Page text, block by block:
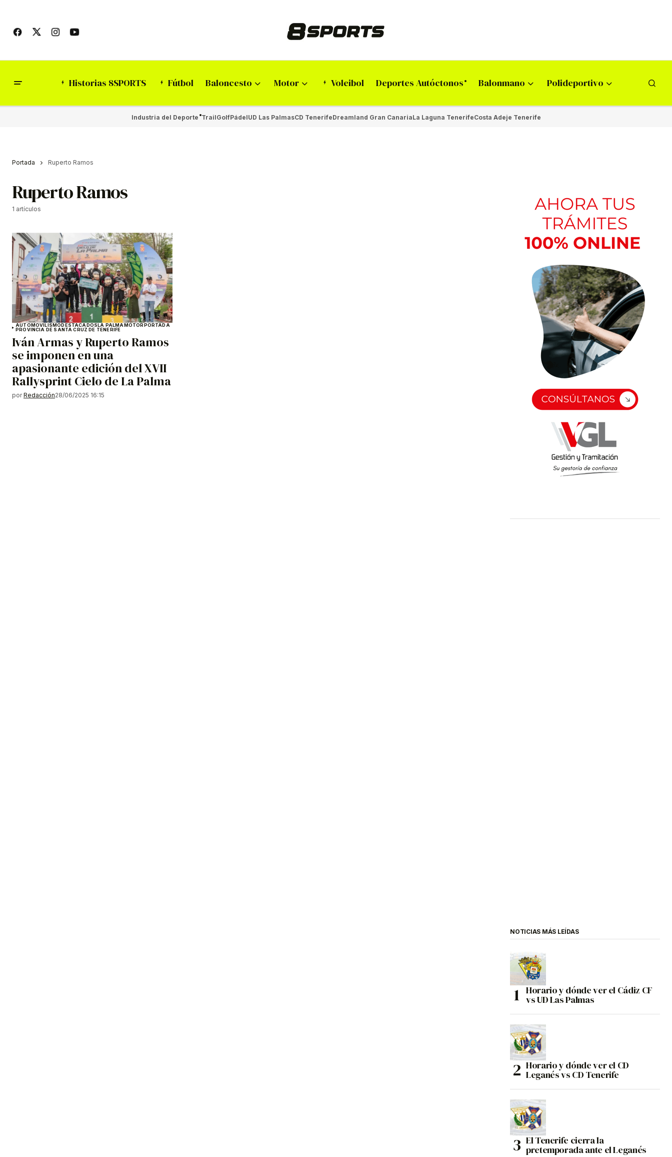
Historias 8SPORTS Fútbol Baloncesto Motor Voleibol Deportes Autóctonos Balonmano Polideportivo
Industria del Deporte TrailGolfPádelUD Las PalmasCD TenerifeDreamland Gran CanariaLa Laguna TenerifeCosta Adeje Tenerife
Portada Ruperto Ramos
Ruperto Ramos
1 artículos
AUTOMOVILISMODESTACADOSLA PALMAMOTORPORTADA
PROVINCIA DE SANTA CRUZ DE TENERIFE
Iván Armas y Ruperto Ramos
se imponen en una
apasionante edición del XVII
Rallysprint Cielo de La Palma
por Redacción28/06/2025 16:15
NOTICIAS MÁS LEÍDAS
Horario y dónde ver el Cádiz CF
vs UD Las Palmas
Horario y dónde ver el CD
Leganés vs CD Tenerife
El Tenerife cierra la
pretemporada ante el Leganés